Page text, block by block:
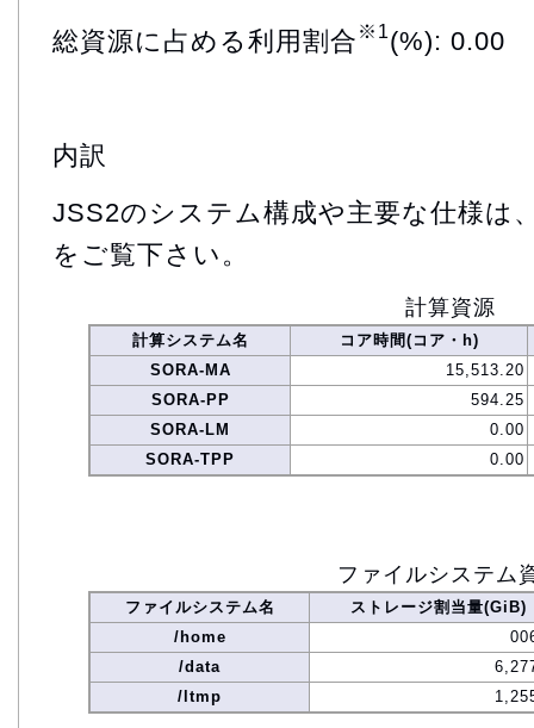
総資源に占める利用割合 ※1(%): 0.00
内訳
JSS2のシステム構成や主要な仕様は
をご覧下さい。
計算資源
計算システム名
コア時間(コア・h)
SORA-MA
15,513.20
SORA-PP
594.25
SORA-LM
0.00
SORA-TPP
0.00
ファイルシステム
ファイルシステム名
ストレージ割当量(GiB)
/home
/data
/ltmp